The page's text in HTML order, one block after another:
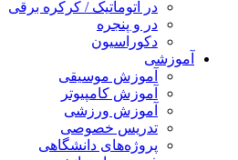
در اتوماتیک / کرکره برقی
در و پنجره
دکوراسیون
آموزشی
آموزش موسیقی
آموزش کامپیوتر
آموزش ورزشی
تدریس خصوصی
پروژه‌های دانشگاهی